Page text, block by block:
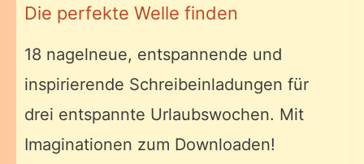
Die perfekte Welle finden
18 nagelneue, entspannende und
inspirierende Schreibeinladungen für
drei entspannte Urlaubswochen. Mit
Imaginationen zum Downloaden!